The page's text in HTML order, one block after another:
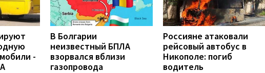
-
В Болгарии
неизвестный БПЛА
взорвался вблизи
газопровода
Россияне атаковали
рейсовый автобус в
Никополе: погиб
водитель